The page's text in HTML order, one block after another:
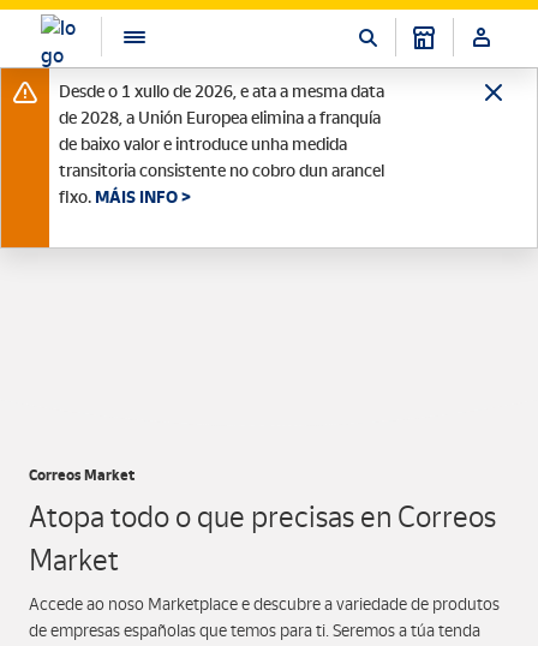
Desde o 1 xullo de 2026, e ata a mesma data
de 2028, a Unión Europea elimina a franquía
de baixo valor e introduce unha medida
transitoria consistente no cobro dun arancel
fixo. MÁIS INFO >
Correos Market
Atopa todo o que precisas en Correos
Market
Accede ao noso Marketplace e descubre a variedade de produtos
de empresas españolas que temos para ti. Seremos a túa tenda